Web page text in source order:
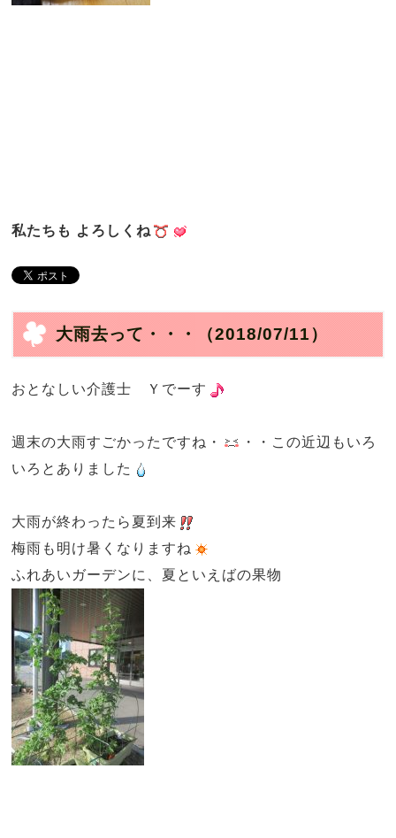
私たちも よろしくね
大雨去って・・・ （2018/07/11）
おとなしい介護士 Ｙでーす
週末の大雨すごかったですね・
・・この近辺もいろ
いろとありました
大雨が終わったら夏到来
梅雨も明け暑くなりますね
ふれあいガーデンに、夏といえばの果物